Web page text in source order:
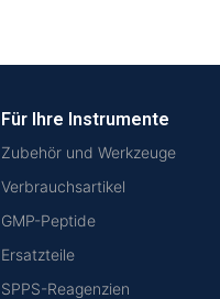
Für Ihre Instrumente
Zubehör und Werkzeuge
Verbrauchsartikel
GMP-Peptide
Ersatzteile
SPPS-Reagenzien